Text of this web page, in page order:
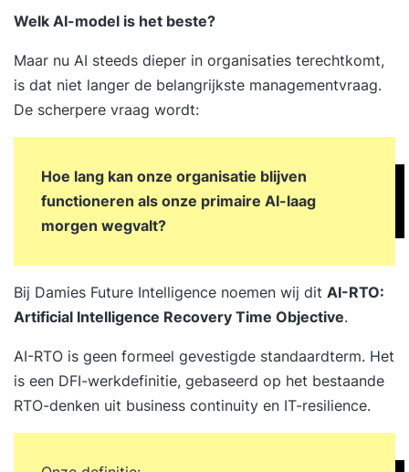
Welk AI-model is het beste?
Maar nu AI steeds dieper in organisaties terechtkomt,
is dat niet langer de belangrijkste managementvraag.
De scherpere vraag wordt:
Hoe lang kan onze organisatie blijven
functioneren als onze primaire AI-laag
morgen wegvalt?
Bij Damies Future Intelligence noemen wij dit AI-RTO:
Artificial Intelligence Recovery Time Objective.
AI-RTO is geen formeel gevestigde standaardterm. Het
is een DFI-werkdefinitie, gebaseerd op het bestaande
RTO-denken uit business continuity en IT-resilience.